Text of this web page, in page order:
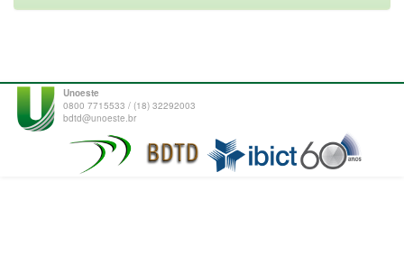
Unoeste
0800 7715533 / (18) 32292003
bdtd@unoeste.br